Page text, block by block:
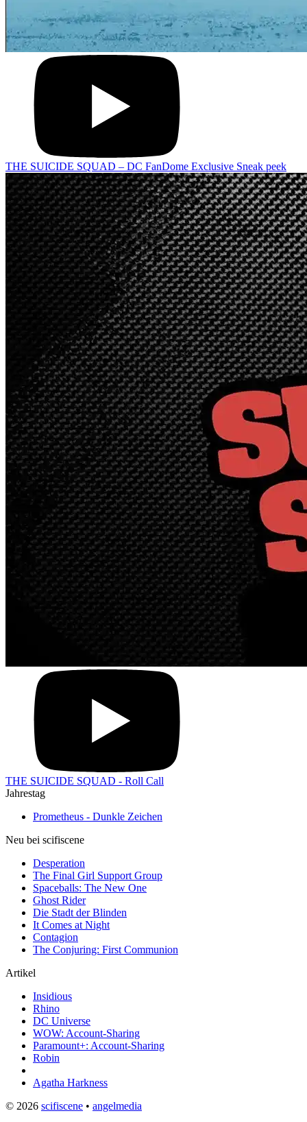
THE SUICIDE SQUAD – DC FanDome Exclusive Sneak peek
THE SUICIDE SQUAD - Roll Call
Jahrestag
Prometheus - Dunkle Zeichen
Neu bei scifiscene
Desperation
The Final Girl Support Group
Spaceballs: The New One
Ghost Rider
Die Stadt der Blinden
It Comes at Night
Contagion
The Conjuring: First Communion
Artikel
Insidious
Rhino
DC Universe
WOW: Account-Sharing
Paramount+: Account-Sharing
Robin
Agatha Harkness
© 2026 scifiscene • angelmedia